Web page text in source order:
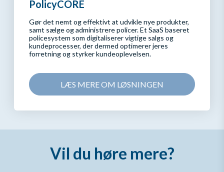
PolicyCORE
Gør det nemt og effektivt at udvikle nye produkter,
samt sælge og administrere policer. Et SaaS baseret
policesystem som digitaliserer vigtige salgs og
kundeprocesser, der dermed optimerer jeres
forretning og styrker kundeoplevelsen.
LÆS MERE OM LØSNINGEN
Vil du høre mere?